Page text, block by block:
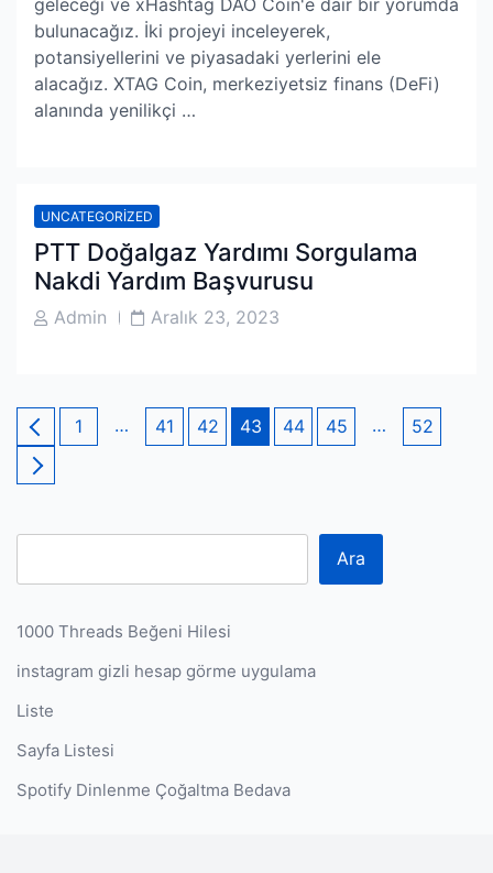
geleceği ve xHashtag DAO Coin'e dair bir yorumda
bulunacağız. İki projeyi inceleyerek,
potansiyellerini ve piyasadaki yerlerini ele
alacağız. XTAG Coin, merkeziyetsiz finans (DeFi)
alanında yenilikçi …
UNCATEGORIZED
PTT Doğalgaz Yardımı Sorgulama
Nakdi Yardım Başvurusu
PostAdmin
PostAralık 23, 2023
Yazı
sayfalaması
Page
1 … Page
41 Page
42 Page
43 Page
44 Page
45 … Page
52
Ara
1000 Threads Beğeni Hilesi
instagram gizli hesap görme uygulama
Liste
Sayfa Listesi
Spotify Dinlenme Çoğaltma Bedava